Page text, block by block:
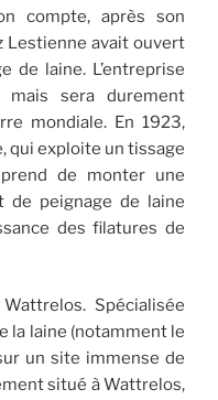
compte, après son
Lestienne avait ouvert
de laine. L’entreprise
mais sera durement
mondiale. En 1923,
qui exploite un tissage
de monter une
de peignage de laine
des filatures de
Spécialisée
la laine (notamment le
un site immense de
situé à Wattrelos,